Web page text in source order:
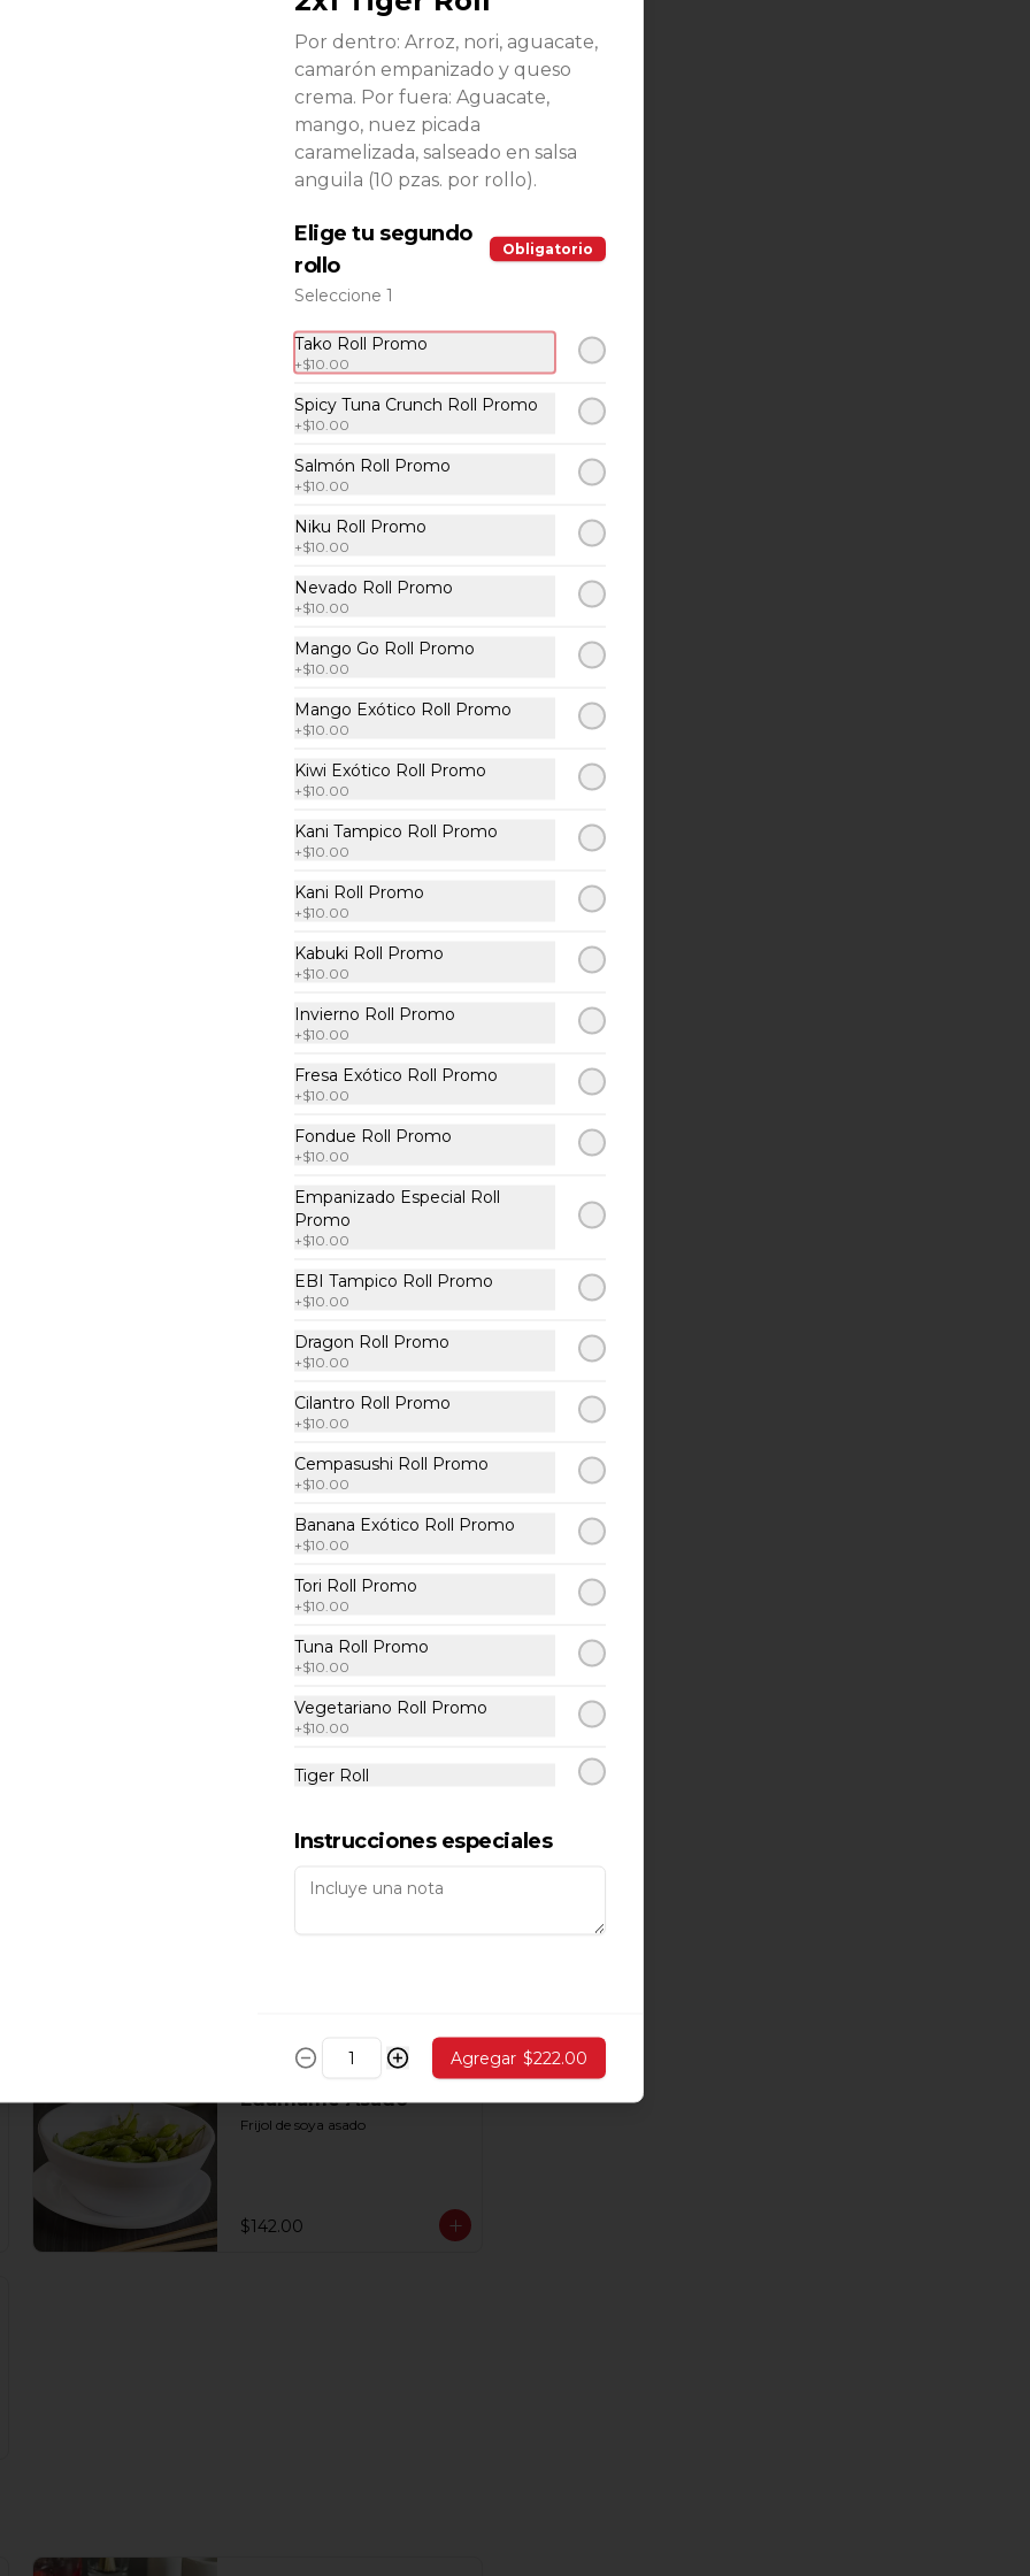
manchego fundido con chiles
toreados (10 pzas. por rollo).
$222.00
2x1 Invierno Roll
Por dentro: camarón capeado y
con masago (10 pzas. por rollo).
$222.00
2x1 Kani Tampico Roll
Por dentro: pepino y aguacate.
Por fuera: queso crema, kanikama
y tampico (10 pzas. por rollo).
$222.00
2x1 Mango Go Roll
Por dentro: camarón empanizado
con tampico y masago. Por fuera:
aguacate con salsa de mango y
sriracha (10 pzas. por rollo).
$222.00
2x1 Niku Roll
manchego, zanahoria y calabaza
al tempura. Por fuera: zanahoria
y calabaza al tempura salsa lucky
spicy (10 pzas. por rollo).
$222.00
Por dentro: spicy tuna, pepino,
nori: y srirascha (10 pzas. por
2x1 Tori Roll
Por dentro: pollo a la plancha,
espárrago capeado, queso
empanizado con salsa chipotle (10
pzas. por rollo).
2x1 Vegetariano Roll
Por dentro: aguacate y espárrago
en salsa dulce con ajonjolí (10 pzas,
por rollo).
$222.00
Camarones Coco
acompañados de salsa de mago. 6
Edamame Asado
Frijol de soya asado
$142.00
Por dentro: Arroz, nori, aguacate,
camarón empanizado y queso
crema. Por fuera: Aguacate,
mango, nuez picada
caramelizada, salseado en salsa
anguila (10 pzas. por rollo).
Elige tu segundo
rollo
Obligatorio
Seleccione 1
Tako Roll Promo
+$10.00
Spicy Tuna Crunch Roll Promo
+$10.00
Salmón Roll Promo
+$10.00
Niku Roll Promo
+$10.00
Nevado Roll Promo
+$10.00
Mango Go Roll Promo
+$10.00
Mango Exótico Roll Promo
+$10.00
Kiwi Exótico Roll Promo
+$10.00
Kani Tampico Roll Promo
+$10.00
Kani Roll Promo
+$10.00
Kabuki Roll Promo
+$10.00
Invierno Roll Promo
+$10.00
Fresa Exótico Roll Promo
+$10.00
Fondue Roll Promo
+$10.00
Empanizado Especial Roll
Promo
+$10.00
EBI Tampico Roll Promo
+$10.00
Dragon Roll Promo
+$10.00
Cilantro Roll Promo
+$10.00
Cempasushi Roll Promo
+$10.00
Banana Exótico Roll Promo
+$10.00
Tori Roll Promo
+$10.00
Tuna Roll Promo
+$10.00
Vegetariano Roll Promo
+$10.00
Tiger Roll
Instrucciones especiales
Agregar $222.00